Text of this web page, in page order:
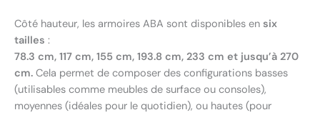
Côté hauteur, les armoires ABA sont disponibles en six
tailles :
78.3 cm, 117 cm, 155 cm, 193.8 cm, 233 cm et jusqu’à 270
cm. Cela permet de composer des configurations basses
(utilisables comme meubles de surface ou consoles),
moyennes (idéales pour le quotidien), ou hautes (pour